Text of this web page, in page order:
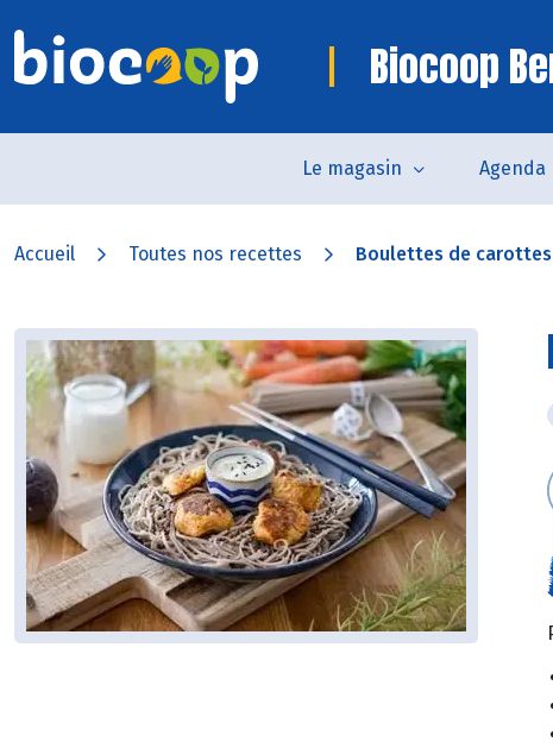
Biocoop
Le magasin Agenda
Accueil Toutes nos recettes Boulettes de carottes